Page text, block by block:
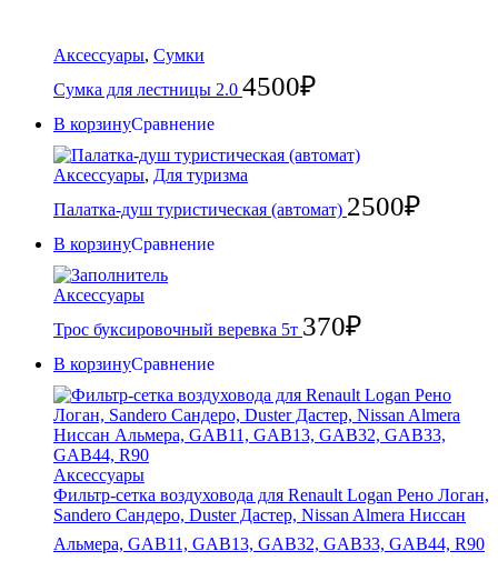
Аксессуары, Сумки
Сумка для лестницы 2.0 4500₽
В корзинуСравнение
Аксессуары, Для туризма
Палатка-душ туристическая (автомат) 2500₽
В корзинуСравнение
Аксессуары
Трос буксировочный веревка 5т 370₽
В корзинуСравнение
Аксессуары
Фильтр-сетка воздуховода для Renault Logan Рено Логан,
Sandero Сандеро, Duster Дастер, Nissan Almera Ниссан
Альмера, GAB11, GAB13, GAB32, GAB33, GAB44, R90